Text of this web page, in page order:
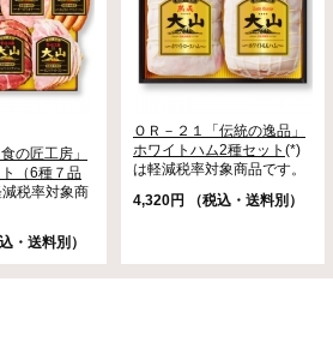
の匠工房」
（6種７品
税率対象商
・送料別）
ＯＲ－２１「伝統の逸品」
ホワイトハム2種セット (*)
は軽減税率対象商品です。
4,320円 （税込・送料別）